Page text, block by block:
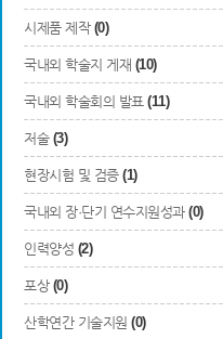
시제품 제작 (0)
국내외 학술지 게재 (10)
국내외 학술회의 발표 (11)
저술 (3)
현장시험 및 검증 (1)
국내외 장·단기 연수지원성과 (0)
인력양성 (2)
포상 (0)
산학연간 기술지원 (0)
총괄연구 책임자
총 연구기간
당해연도 연구기간